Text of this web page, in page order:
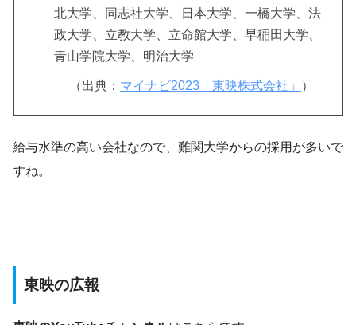
北大学、同志社大学、日本大学、一橋大学、法
政大学、立教大学、立命館大学、早稲田大学、
青山学院大学、明治大学
（出典： マイナビ2023「東映株式会社」 ）
給与水準の高い会社なので、難関大学からの採用が多いで
すね。
東映の広報